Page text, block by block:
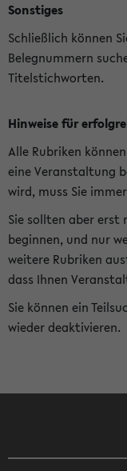
Sonstiges
Schließlich können
Belegnummern
Titelstichworten.
Hinweise für
Alle Rubriken
eine Veranstaltung
wird, muss Sie
Sie sollten aber erst
beginnen, und nur
weitere Rubriken
dass Ihnen
Sie können ein
wieder deaktivieren.